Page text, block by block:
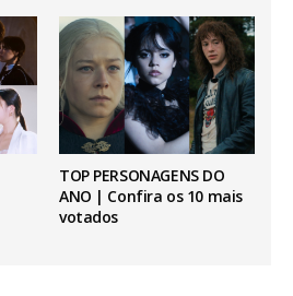
TOP PERSONAGENS DO
ANO | Confira os 10 mais
votados